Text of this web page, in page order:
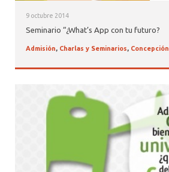
9 octubre 2014
Seminario “¿What’s App con tu futuro?
Admisión, Charlas y Seminarios, Concepción